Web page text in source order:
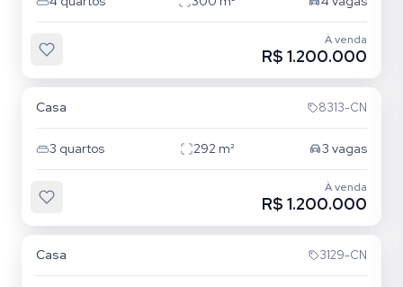
À venda
R$ 1.200.000
Casa 8313-CN
3 quartos 292m² 3 vagas
À venda
R$ 1.200.000
Casa 3129-CN